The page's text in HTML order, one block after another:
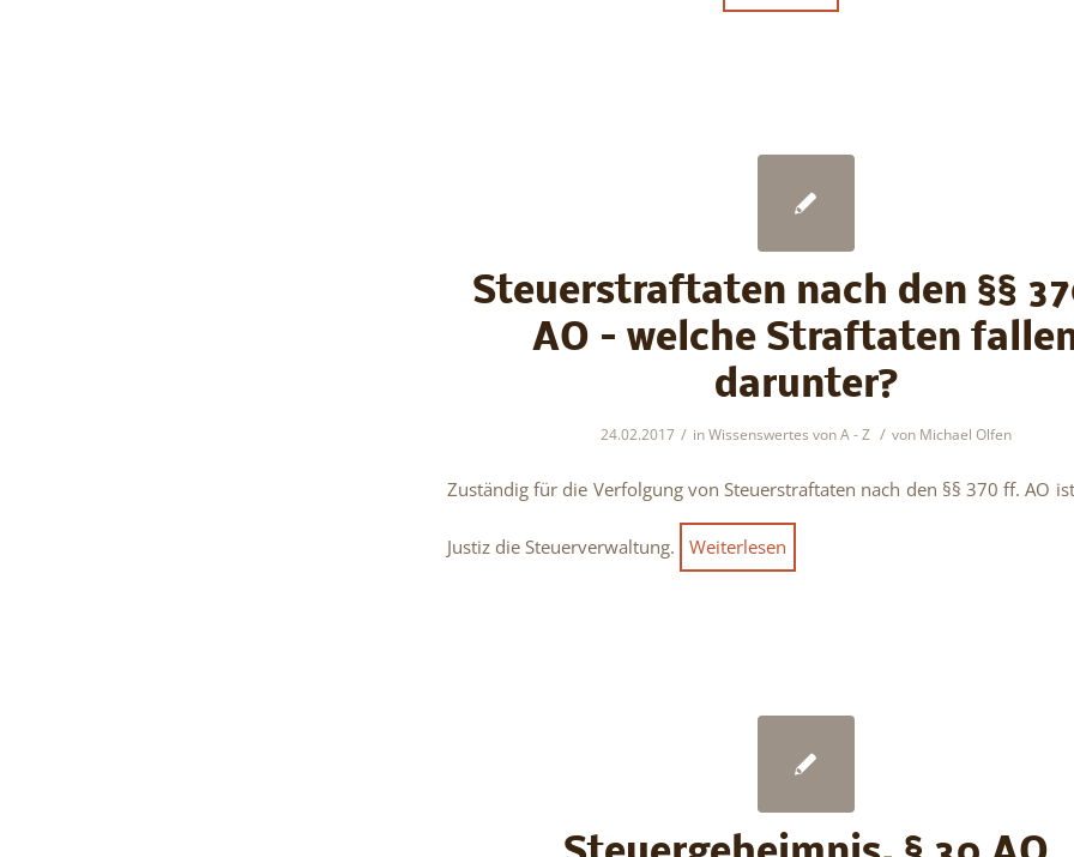
Steuerstraftaten nach den §§
AO – welche Straftaten
darunter?
24.02.2017 / inWissenswertes von A - Z / von Michael Olfen
Zuständig für die Verfolgung von Steuerstraftaten nach den §§ 370 ff. AO
Justiz die Steuerverwaltung. Weiterlesen